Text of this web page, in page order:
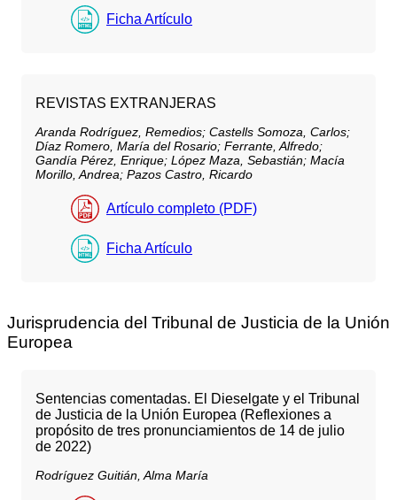
Ficha Artículo
REVISTAS EXTRANJERAS
Aranda Rodríguez, Remedios; Castells Somoza, Carlos;
Díaz Romero, María del Rosario; Ferrante, Alfredo;
Gandía Pérez, Enrique; López Maza, Sebastián; Macía
Morillo, Andrea; Pazos Castro, Ricardo
Artículo completo (PDF)
Ficha Artículo
Jurisprudencia del Tribunal de Justicia de la Unión
Europea
Sentencias comentadas. El Dieselgate y el Tribunal
de Justicia de la Unión Europea (Reflexiones a
propósito de tres pronunciamientos de 14 de julio
de 2022)
Rodríguez Guitián, Alma María